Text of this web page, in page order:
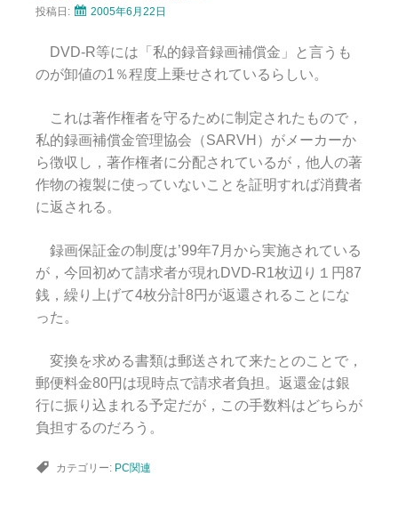
投稿日: 2005年6月22日
DVD-R等には「私的録音録画補償金」と言うも
のが卸値の1％程度上乗せされているらしい。
これは著作権者を守るために制定されたもので，
私的録画補償金管理協会（SARVH）がメーカーか
ら徴収し，著作権者に分配されているが，他人の著
作物の複製に使っていないことを証明すれば消費者
に返される。
録画保証金の制度は’99年7月から実施されている
が，今回初めて請求者が現れDVD-R1枚辺り１円87
銭，繰り上げて4枚分計8円が返還されることにな
った。
変換を求める書類は郵送されて来たとのことで，
郵便料金80円は現時点で請求者負担。返還金は銀
行に振り込まれる予定だが，この手数料はどちらが
負担するのだろう。
カテゴリー: PC関連